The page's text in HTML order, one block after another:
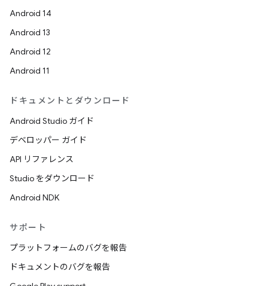
Android 14
Android 13
Android 12
Android 11
ドキュメントとダウンロード
Android Studio ガイド
デベロッパー ガイド
API リファレンス
Studio をダウンロード
Android NDK
サポート
プラットフォームのバグを報告
ドキュメントのバグを報告